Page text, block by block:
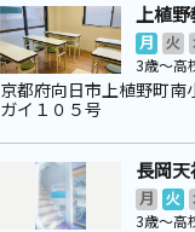
上植
月 火
3歳～高
京都府向日市上植野町南
ガイ１０５号
長岡
月 火
3歳～高